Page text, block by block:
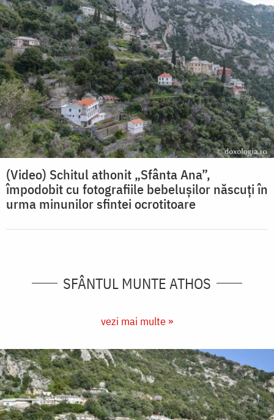
(Video) Schitul athonit „Sfânta Ana”,
împodobit cu fotografiile bebelușilor născuți în
urma minunilor sfintei ocrotitoare
SFÂNTUL MUNTE ATHOS
vezi mai multe »